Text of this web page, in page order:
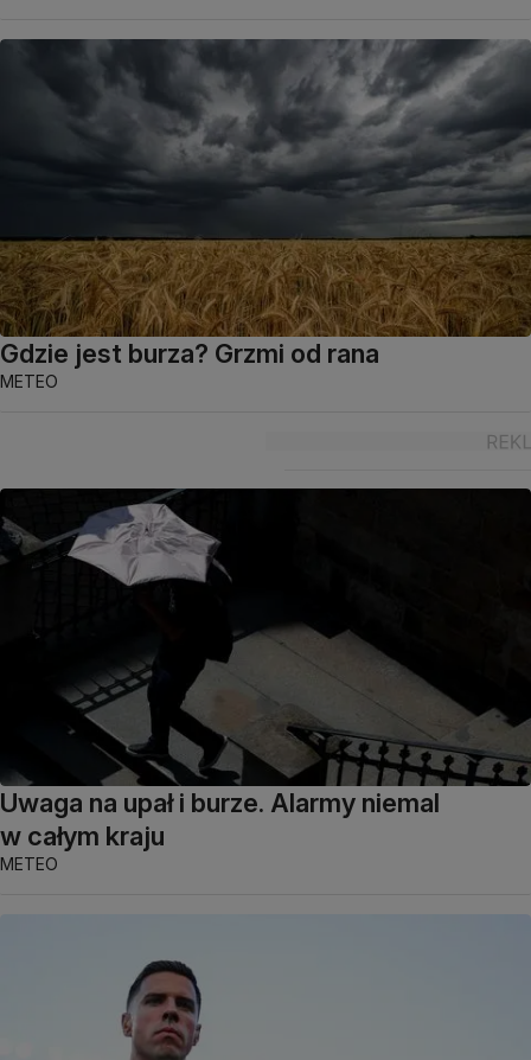
Gdzie jest burza? Grzmi od rana
METEO
Uwaga na upał i burze. Alarmy niemal
w całym kraju
METEO